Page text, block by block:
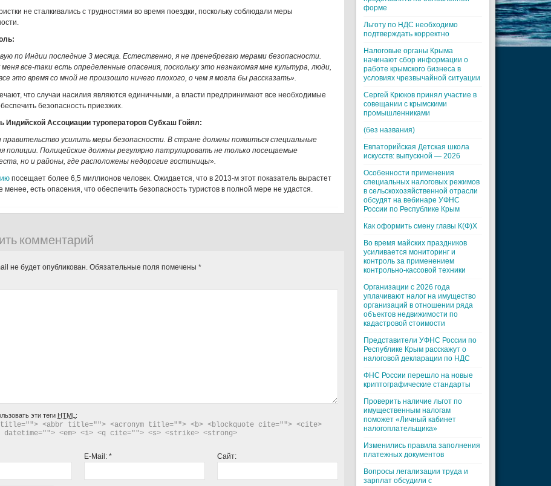
не сталкивались с трудностями во время поездки, поскольку соблюдали меры
по Индии последние 3 месяца. Естественно, я не пренебрегаю мерами безопасности.
все-таки есть определенные опасения, поскольку это незнакомая мне культура, люди,
это время со мной не произошло ничего плохого, о чем я могла бы рассказать».
что случаи насилия являются единичными, а власти предпринимают все необходимые
безопасность приезжих.
Индийской Ассоциации туроператоров Субхаш Гойял:
усилить меры безопасности. В стране должны появиться специальные
полиции. Полицейские должны регулярно патрулировать не только посещаемые
но и районы, где расположены недорогие гостиницы».
посещает более 6,5 миллионов человек. Ожидается, что в 2013-м этот показатель вырастет
менее, есть опасения, что обеспечить безопасность туристов в полной мере не удастся.
комментарий
не будет опубликован. Обязательные поля помечены *
эти теги HTML :
<abbr title=""> <acronym title=""> <b> <blockquote cite=""> <cite>
datetime=""> <em> <i> <q cite=""> <s> <strike> <strong>
E-Mail: * Сайт:
форме
Льготу по НДС необходимо
подтверждать корректно
Налоговые органы Крыма
начинают сбор информации о
работе крымского бизнеса в
условиях чрезвычайной ситуации
Cергей Крюков принял участие в
совещании с крымскими
промышленниками
(без названия)
Евпаторийская Детская школа
искусств: выпускной — 2026
Особенности применения
специальных налоговых режимов
в сельскохозяйственной отрасли
обсудят на вебинаре УФНС
России по Республике Крым
Как оформить смену главы К(Ф)Х
Во время майских праздников
усиливается мониторинг и
контроль за применением
контрольно-кассовой техники
Организации с 2026 года
уплачивают налог на имущество
организаций в отношении ряда
объектов недвижимости по
кадастровой стоимости
Представители УФНС России по
Республике Крым расскажут о
налоговой декларации по НДС
ФНС России перешло на новые
криптографические стандарты
Проверить наличие льгот по
имущественным налогам
поможет «Личный кабинет
налогоплательщика»
Изменились правила заполнения
платежных документов
Вопросы легализации труда и
зарплат обсудили с